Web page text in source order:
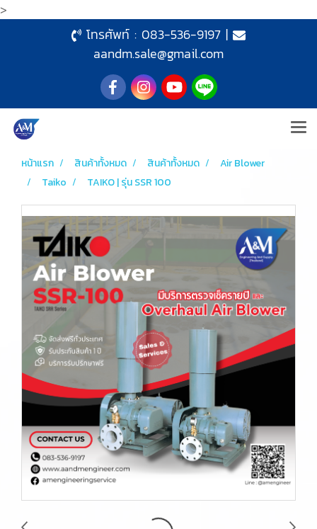
>
โทรศัพท์ : 083-536-9197|
aandm.sale@gmail.com
หน้าแรก สินค้าทั้งหมด สินค้าทั้งหมด
Air Blower
Taiko
TAIKO | รุ่น SSR 100